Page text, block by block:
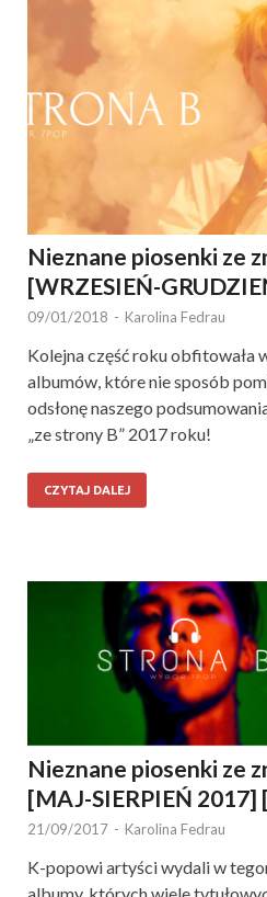
Nieznane piosenki ze
[WRZESIEŃ-
09/01/2018 - Karolina Fedrau
Kolejna część roku obfitowała
albumów, które nie sposób
odsłonę naszego
„ze strony B” 2017 roku!
CZYTAJ DALEJ
Nieznane piosenki ze
[MAJ-SIERPIEŃ 2017]
21/09/2017 - Karolina Fedrau
K-popowi artyści wydali w